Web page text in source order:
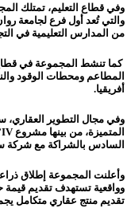
وفي قطاع التعليم، تمتلك
والتي تُعد أول فرع لجامعة
من المدارس التعليمية في
كما تنشط المجموعة في
المطاعم ومحطات الوقود
أفريقيا.
وفي مجال التطوير
السادس بالشراكة مع شركة
وواقعية تستهدف تقديم قيمة
تقديم منتج عقاري متكامل يجمع